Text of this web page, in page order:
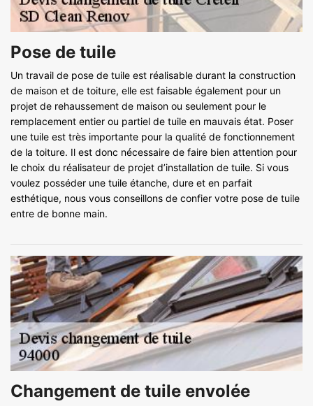
Pose de tuile
Un travail de pose de tuile est réalisable durant la construction
de maison et de toiture, elle est faisable également pour un
projet de rehaussement de maison ou seulement pour le
remplacement entier ou partiel de tuile en mauvais état. Poser
une tuile est très importante pour la qualité de fonctionnement
de la toiture. Il est donc nécessaire de faire bien attention pour
le choix du réalisateur de projet d’installation de tuile. Si vous
voulez posséder une tuile étanche, dure et en parfait
esthétique, nous vous conseillons de confier votre pose de tuile
entre de bonne main.
Changement de tuile envolée